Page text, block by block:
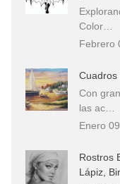
Color…
Febrero
Cuadros
Con
las ac…
Enero
Rostros
Lápiz,